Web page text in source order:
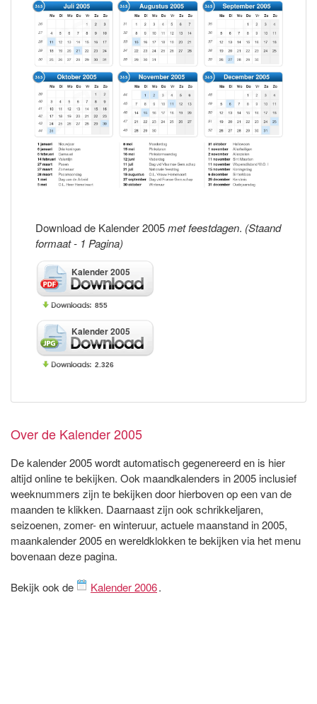
Download de Kalender 2005met feestdagen. (Staand
formaat - 1 Pagina)
Kalender 2005
855
Kalender 2005
2.326
Over de Kalender 2005
De kalender 2005 wordt automatisch gegenereerd en is hier
altijd online te bekijken. Ook maandkalenders in 2005 inclusief
weeknummers zijn te bekijken door hierboven op een van de
maanden te klikken. Daarnaast zijn ook schrikkeljaren,
seizoenen, zomer- en winteruur, actuele maanstand in 2005,
maankalender 2005 en wereldklokken te bekijken via het menu
bovenaan deze pagina.
Bekijk ook de Kalender 2006.